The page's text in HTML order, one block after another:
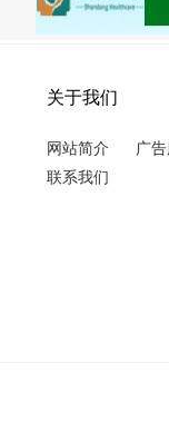
关于我们
网站简介
广
联系我们